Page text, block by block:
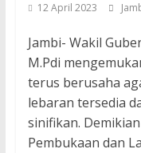
12 April 2023
Jambi- Wakil
M.Pdi
terus berusaha
lebaran tersedia
sinifikan.
Pembukaan dan